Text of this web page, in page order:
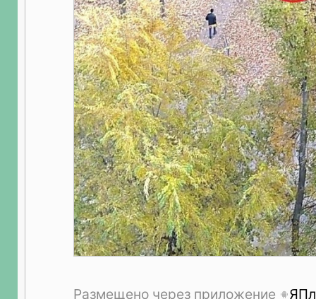
Размещено через приложение